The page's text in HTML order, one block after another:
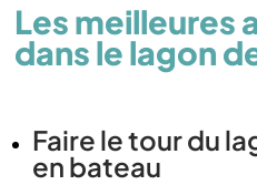
Les meilleures
dans le lagon
Faire le tour du
en bateau